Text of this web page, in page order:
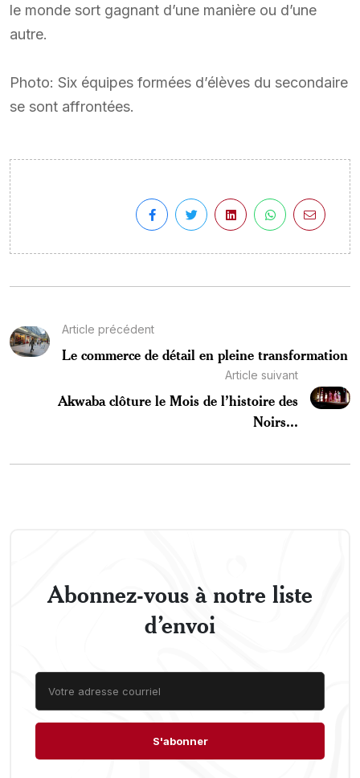
le monde sort gagnant d’une manière ou d’une
autre.
Photo: Six équipes formées d’élèves du secondaire
se sont affrontées.
Article précédent
Le commerce de détail en pleine transformation
Article suivant
Akwaba clôture le Mois de l’histoire des
Noirs...
Abonnez-vous à notre liste
d’envoi